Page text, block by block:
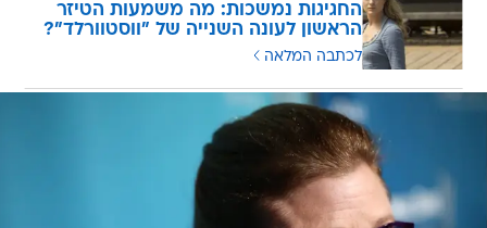
החגיגות נמשכות: מה משמעות הטיזר
הראשון לעונה השנייה של "ווסטוורלד"?
לכתבה המלאה